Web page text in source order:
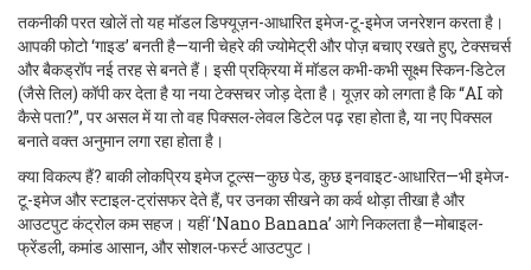
तकनीकी परत खोलें तो यह मॉडल डिफ्यूज़न-आधारित इमेज-टू-इमेज जनरेशन करता है।
आपकी फोटो ‘गाइड’ बनती है—यानी चेहरे की ज्योमेट्री और पोज़ बचाए रखते हुए, टेक्सचर्स
और बैकड्रॉप नई तरह से बनते हैं। इसी प्रक्रिया में मॉडल कभी-कभी सूक्ष्म स्किन-डिटेल
(जैसे तिल) कॉपी कर देता है या नया टेक्सचर जोड़ देता है। यूज़र को लगता है कि “AI को
कैसे पता?”, पर असल में या तो वह पिक्सल-लेवल डिटेल पढ़ रहा होता है, या नए पिक्सल
बनाते वक्त अनुमान लगा रहा होता है।
क्या विकल्प हैं? बाकी लोकप्रिय इमेज टूल्स—कुछ पेड, कुछ इनवाइट-आधारित—भी इमेज-
टू-इमेज और स्टाइल-ट्रांसफर देते हैं, पर उनका सीखने का कर्व थोड़ा तीखा है और
आउटपुट कंट्रोल कम सहज। यहीं ‘Nano Banana’ आगे निकलता है—मोबाइल-
फ्रेंडली, कमांड आसान, और सोशल-फर्स्ट आउटपुट।